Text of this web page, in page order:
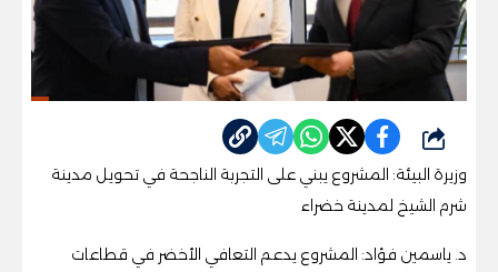
شارك
وزيرة البيئة: المشروع يبني على التجربة الناجحة في تحويل مدينة
شرم الشيخ لمدينة خضراء
د. ياسمين فؤاد: المشروع يدعم التعافي الأخضر في قطاعات